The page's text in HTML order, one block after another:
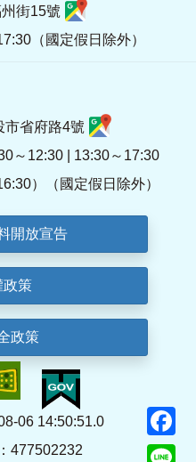
街15號
（國定假日除外）
市省府路4號
～12:30 | 13:30～17:30
）（國定假日除外）
開放宣告
政策
政策
06 14:50:51.0
477502232